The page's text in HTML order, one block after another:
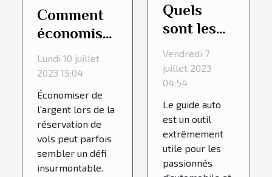
Comment
économiser
de l'argent
lors de la
réservation
de vols ?
Lundi 10 juillet
2023 15:04
Économiser de
l'argent lors de la
réservation de
vols peut parfois
sembler un défi
insurmontable.
Quels
sont les
avantages
de
consulter
un guide
auto ?
Vendredi 7
juillet 2023
04:54
Le guide auto
est un outil
extrêmement
utile pour les
passionnés